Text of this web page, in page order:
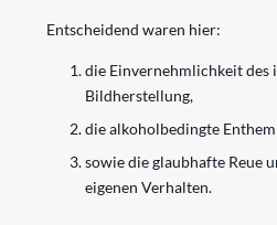
Entscheidend waren hier:
die Einvernehmlichkeit
Bildherstellung,
die alkoholbedingte
sowie die glaubhafte Reue
eigenen Verhalten.